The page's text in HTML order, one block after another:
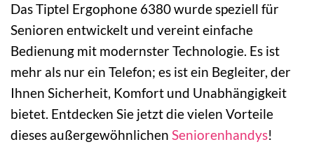
Das Tiptel Ergophone 6380 wurde speziell für
Senioren entwickelt und vereint einfache
Bedienung mit modernster Technologie. Es ist
mehr als nur ein Telefon; es ist ein Begleiter, der
Ihnen Sicherheit, Komfort und Unabhängigkeit
bietet. Entdecken Sie jetzt die vielen Vorteile
dieses außergewöhnlichen Seniorenhandys!